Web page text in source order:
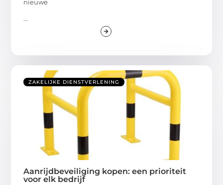
nieuwe
...
ZAKELIJKE DIENSTVERLENING
Aanrijdbeveiliging kopen: een prioriteit
voor elk bedrijf